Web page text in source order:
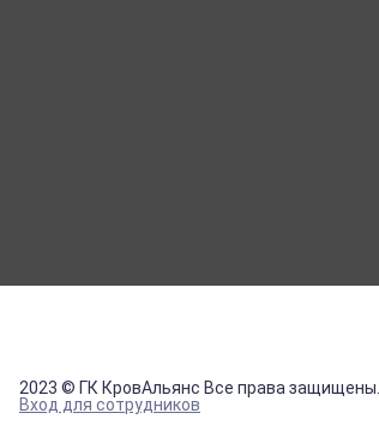
2023 © ГК КровАльянс Все права защищены.
Вход для сотрудников